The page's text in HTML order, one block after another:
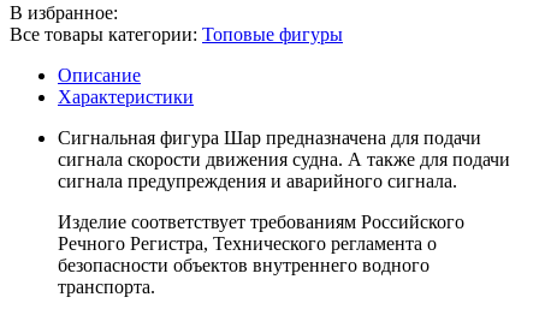
В избранное:
Все товары категории: Топовые фигуры
Описание
Характеристики
Сигнальная фигура Шар предназначена для подачи
сигнала скорости движения судна. А также для подачи
сигнала предупреждения и аварийного сигнала.
Изделие соответствует требованиям Российского
Речного Регистра, Технического регламента о
безопасности объектов внутреннего водного
транспорта.